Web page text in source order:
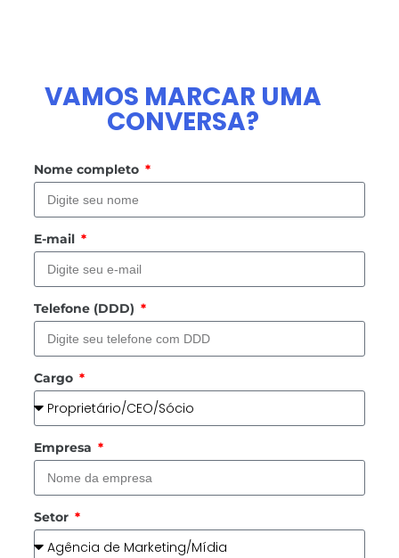
VAMOS MARCAR UMA
CONVERSA?
Nome completo
E-mail
Telefone (DDD)
Cargo
Empresa
Setor